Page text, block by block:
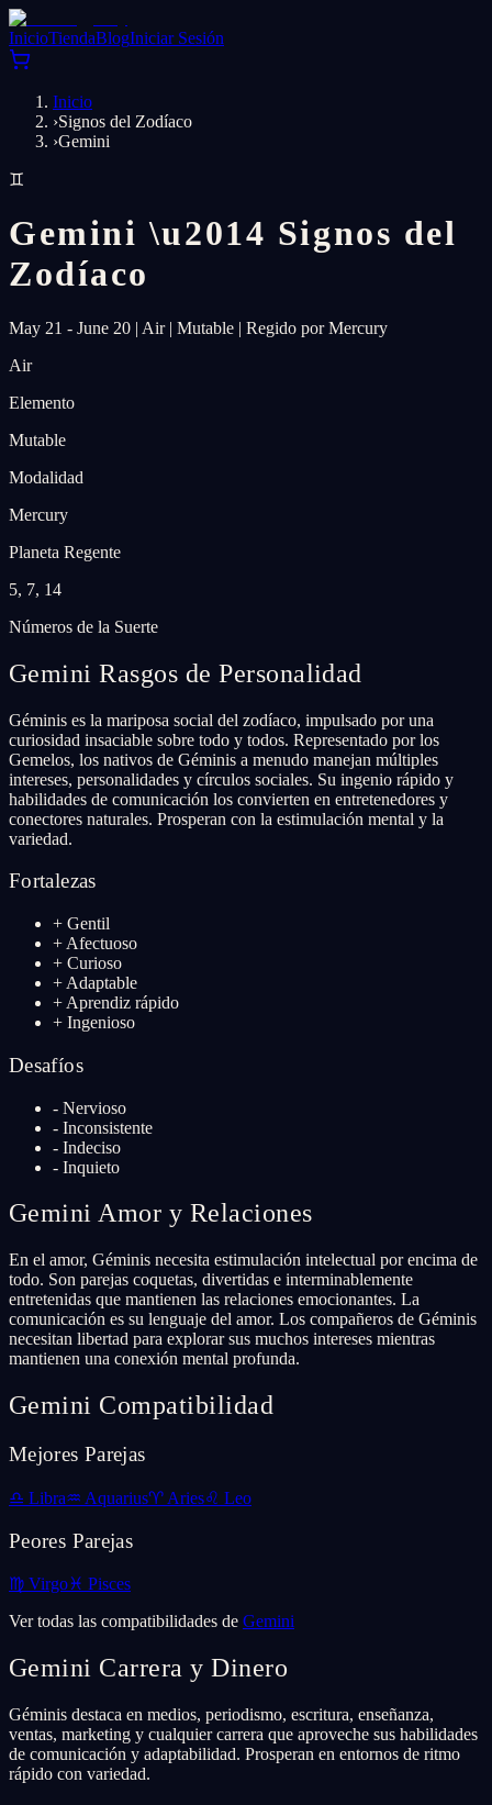
InicioTiendaBlogIniciar Sesión
Inicio
›Signos del Zodíaco
›Gemini
♊
Gemini \u2014 Signos del
Zodíaco
May 21 - June 20 | Air| Mutable | Regido por Mercury
Air
Elemento
Mutable
Modalidad
Mercury
Planeta Regente
5, 7, 14
Números de la Suerte
Gemini Rasgos de Personalidad
Géminis es la mariposa social del zodíaco, impulsado por una
curiosidad insaciable sobre todo y todos. Representado por los
Gemelos, los nativos de Géminis a menudo manejan múltiples
intereses, personalidades y círculos sociales. Su ingenio rápido y
habilidades de comunicación los convierten en entretenedores y
conectores naturales. Prosperan con la estimulación mental y la
variedad.
Fortalezas
+ Gentil
+ Afectuoso
+ Curioso
+ Adaptable
+ Aprendiz rápido
+ Ingenioso
Desafíos
- Nervioso
- Inconsistente
- Indeciso
- Inquieto
Gemini Amor y Relaciones
En el amor, Géminis necesita estimulación intelectual por encima de
todo. Son parejas coquetas, divertidas e interminablemente
entretenidas que mantienen las relaciones emocionantes. La
comunicación es su lenguaje del amor. Los compañeros de Géminis
necesitan libertad para explorar sus muchos intereses mientras
mantienen una conexión mental profunda.
Gemini Compatibilidad
Mejores Parejas
♎ Libra♒ Aquarius♈ Aries♌ Leo
Peores Parejas
♍ Virgo♓ Pisces
Ver todas las compatibilidades de Gemini
Gemini Carrera y Dinero
Géminis destaca en medios, periodismo, escritura, enseñanza,
ventas, marketing y cualquier carrera que aproveche sus habilidades
de comunicación y adaptabilidad. Prosperan en entornos de ritmo
rápido con variedad.